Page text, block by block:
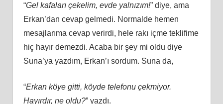
“Gel kafaları çekelim, evde yalnızım!” diye, ama
Erkan’dan cevap gelmedi. Normalde hemen
mesajlarıma cevap verirdi, hele rakı içme teklifime
hiç hayır demezdi. Acaba bir şey mi oldu diye
Suna’ya yazdım, Erkan’ı sordum. Suna da,
“Erkan köye gitti, köyde telefonu çekmiyor.
Hayırdır, ne oldu?” yazdı.